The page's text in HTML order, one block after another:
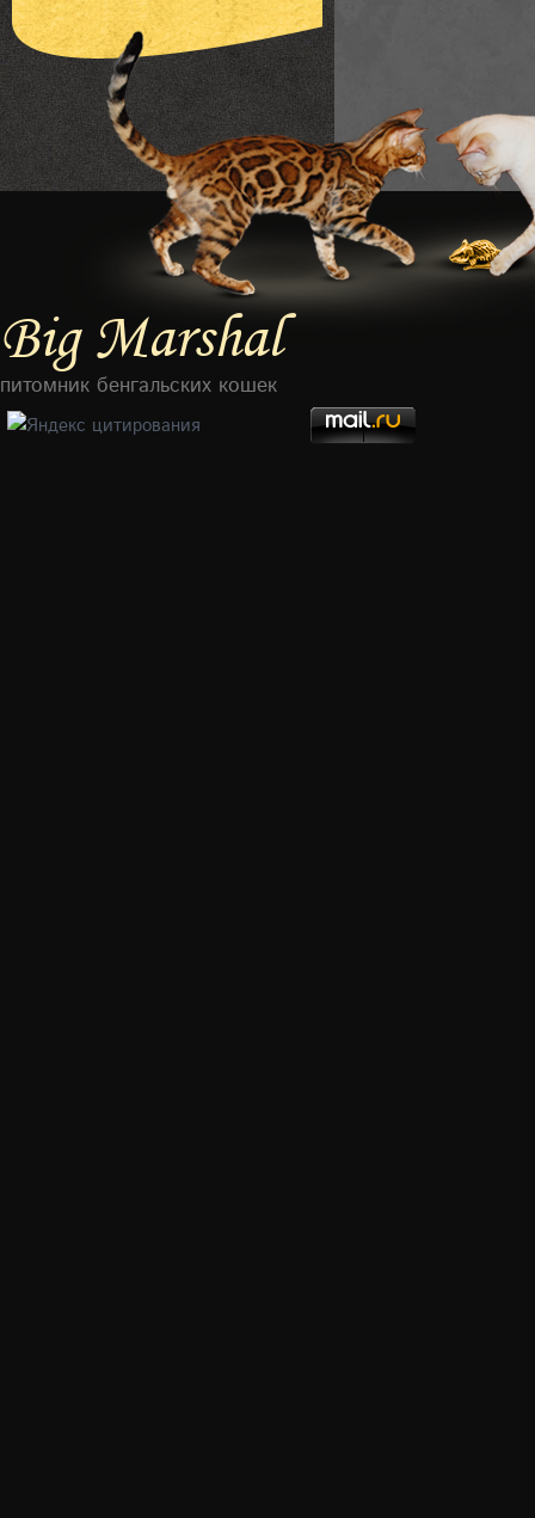
Big Marshal
питомник бенгальских кошек